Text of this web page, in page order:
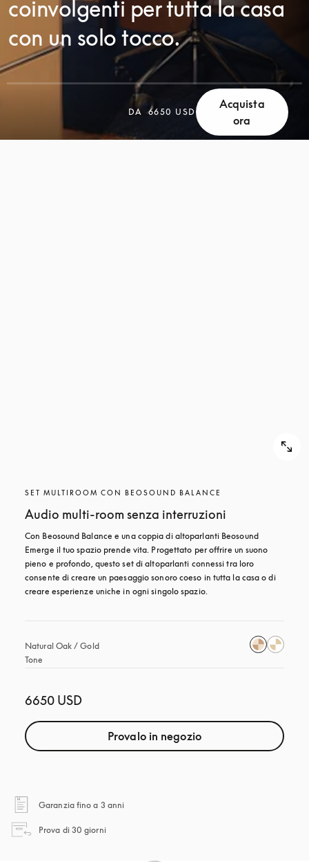
coinvolgenti per tutta la casa
con un solo tocco.
PER
SCOPRIRE
DA 6650 USD
Acquista
ora
SET MULTIROOM CON BEOSOUND BALANCE
Audio multi-room senza interruzioni
Con Beosound Balance e una coppia di altoparlanti Beosound
Emerge il tuo spazio prende vita. Progettato per offrire un suono
pieno e profondo, questo set di altoparlanti connessi tra loro
consente di creare un paesaggio sonoro coeso in tutta la casa o di
creare esperienze uniche in ogni singolo spazio.
Natural Oak / Gold
Tone
6650 USD
Provalo in negozio
Garanzia fino a 3 anni
Prova di 30 giornisi apre in una nuova finestra